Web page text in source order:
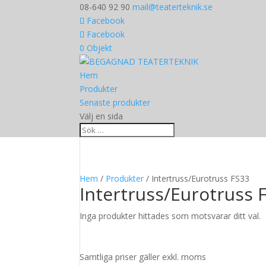
08-640 92 90 mail@teaterteknik.se
Facebook
Facebook
0 Objekt
Hem
Produkter
Senaste produkter
Välj en sida
Hem / Produkter / Intertruss/Eurotruss FS33
Intertruss/Eurotruss
Inga produkter hittades som motsvarar ditt val.
Samtliga priser gäller exkl. moms